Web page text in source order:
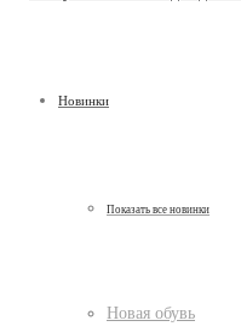
Новинки
Показать все новинки
Новая обувь